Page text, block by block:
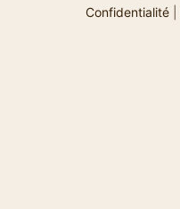
Confidentialité